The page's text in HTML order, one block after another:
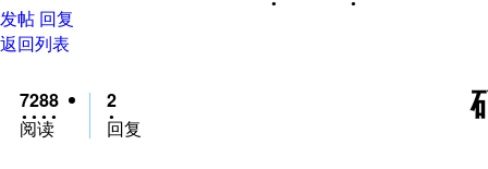
发帖 回复
返回列表
7288
阅读
2
回复